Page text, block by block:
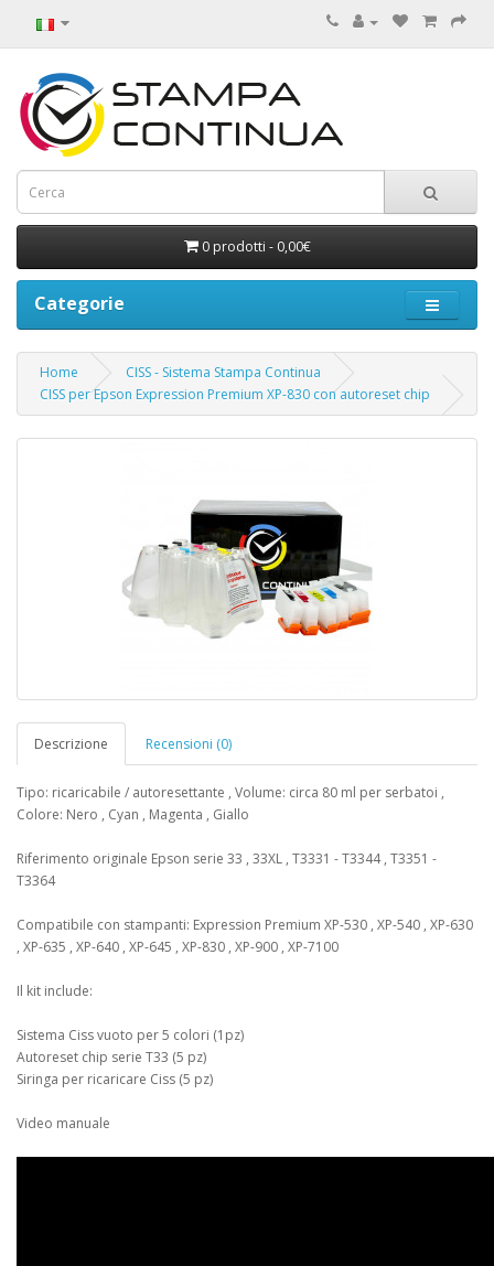
0 prodotti - 0,00€
Categorie
Home
CISS - Sistema Stampa Continua
CISS per Epson Expression Premium XP-830 con autoreset chip
Descrizione Recensioni (0)
Tipo: ricaricabile / autoresettante , Volume: circa 80 ml per serbatoi ,
Colore: Nero , Cyan , Magenta , Giallo
Riferimento originale Epson serie 33 , 33XL , T3331 - T3344 , T3351 -
T3364
Compatibile con stampanti: Expression Premium XP-530 , XP-540 , XP-630
, XP-635 , XP-640 , XP-645 , XP-830 , XP-900 , XP-7100
Il kit include:
Sistema Ciss vuoto per 5 colori (1pz)
Autoreset chip serie T33 (5 pz)
Siringa per ricaricare Ciss (5 pz)
Video manuale